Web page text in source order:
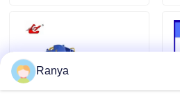
Bitte um ein Angebot
Industrielle
Ranya